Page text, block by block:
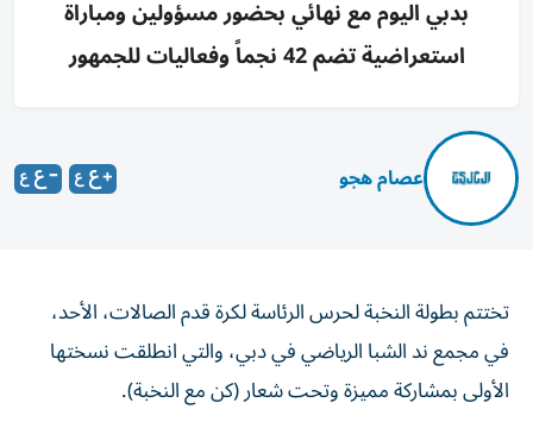
بدبي اليوم مع نهائي بحضور مسؤولين ومباراة
استعراضية تضم 42 نجماً وفعاليات للجمهور
عصام هجو
تختتم بطولة النخبة لحرس الرئاسة لكرة قدم الصالات، الأحد،
في مجمع ند الشبا الرياضي في دبي، والتي انطلقت نسختها
الأولى بمشاركة مميزة وتحت شعار (كن مع النخبة).